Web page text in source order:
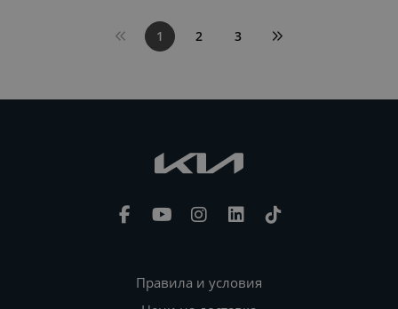
1 2 3
Правила и условия